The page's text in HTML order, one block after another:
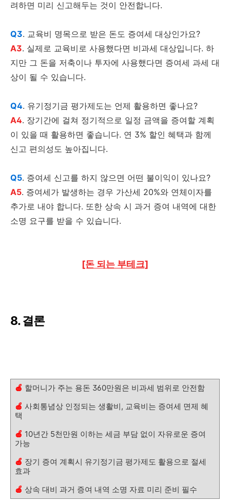
려하면 미리 신고해두는 것이 안전합니다.
Q3. 교육비 명목으로 받은 돈도 증여세 대상인가요?
A3. 실제로 교육비로 사용했다면 비과세 대상입니다. 하
지만 그 돈을 저축이나 투자에 사용했다면 증여세 과세 대
상이 될 수 있습니다.
Q4. 유기정기금 평가제도는 언제 활용하면 좋나요?
A4. 장기간에 걸쳐 정기적으로 일정 금액을 증여할 계획
이 있을 때 활용하면 좋습니다. 연 3% 할인 혜택과 함께
신고 편의성도 높아집니다.
Q5. 증여세 신고를 하지 않으면 어떤 불이익이 있나요?
A5. 증여세가 발생하는 경우 가산세 20%와 연체이자를
추가로 내야 합니다. 또한 상속 시 과거 증여 내역에 대한
소명 요구를 받을 수 있습니다.
[돈 되는 부테크]
8. 결론
🍎 할머니가 주는 용돈 360만원은 비과세 범위로 안전함
🍎 사회통념상 인정되는 생활비, 교육비는 증여세 면제 혜
택
🍎 10년간 5천만원 이하는 세금 부담 없이 자유로운 증여
가능
🍎 장기 증여 계획시 유기정기금 평가제도 활용으로 절세
효과
🍎 상속 대비 과거 증여 내역 소명 자료 미리 준비 필수